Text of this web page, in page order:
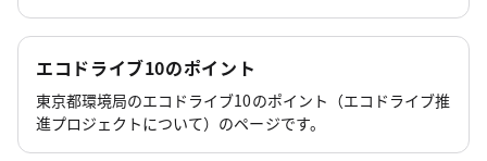
エコドライブ10のポイント
東京都環境局のエコドライブ10のポイント（エコドライブ推
進プロジェクトについて）のページです。